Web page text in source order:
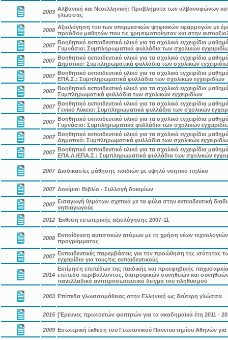
2003 Αλβανική και Νεοελληνική: Προβλήματα των αλβανοφώνων
γλώσσας
2008 Αξιολόγηση του των υπερμεσικών ψηφιακών εφαρμογών με
προόδου μαθητών που τις χρησιμοποίησαν και στην
2007 Βοηθητικό εκπαιδευτικό υλικό για τα σχολικά εγχειρίδια
Γυμνάσιο: Συμπληρωματικά φυλλάδια των σχολικών
2007 Βοηθητικό εκπαιδευτικό υλικό για τα σχολικά εγχειρίδια
Δημοτικό: Συμπληρωματικά φυλλάδια των σχολικών
2007 Βοηθητικό εκπαιδευτικό υλικό για τα σχολικά εγχειρίδια
ΕΠΑ.Σ.: Συμπληρωματικά φυλλάδια των σχολικών εγχειριδίων
2007 Βοηθητικό εκπαιδευτικό υλικό για τα σχολικά εγχειρίδια
Συμπληρωματικά φυλλάδια των σχολικών εγχειριδίων
2007 Βοηθητικό εκπαιδευτικό υλικό για τα σχολικά εγχειρίδια
Γενικό Λύκειο: Συμπληρωματικά φυλλάδια των σχολικών
2007 Βοηθητικό εκπαιδευτικό υλικό για τα σχολικά εγχειρίδια
Γυμνάσιο: Συμπληρωματικά φυλλάδια των σχολικών
2007 Βοηθητικό εκπαιδευτικό υλικό για τα σχολικά εγχειρίδια
Δημοτικό: Συμπληρωματικά φυλλάδια των σχολικών
2007 Βοηθητικό εκπαιδευτικό υλικό για τα σχολικά εγχειρίδια
ΕΠΑ.Λ./ΕΠΑ.Σ.: Συμπληρωματικά φυλλάδια των σχολικών
2007 Διαδικασίες μάθησης παιδιών με υψηλό νοητικό πηλίκο
2007 Δοκίμια: Βιβλίο - Συλλογή δοκιμίων
2007 Εισαγωγή θεμάτων σχετικά με τα φύλα στην εκπαιδευτική
νηπιαγωγούς
2012 Έκθεση εσωτερικής αξιολόγησης 2007-11
2008 Εκπαίδευση αυτιστικών ατόμων με τη χρήση νέων
προγράμματος
2007 Εκπαιδευτικές παρεμβάσεις για την προώθηση της ισότητας
εγχειρίδιο για τους/τις εκπαιδευτικούς
2014
Εκτίμηση επιπέδων της παιδικής και προεφηβικής
επίπεδο περιβάλλοντος, διατροφικών συνηθειών και
πανελλαδικό αντιπροσωπευτικό δείγμα του πληθυσμού
2003 Επίπεδα γλωσσομάθειας στην Ελληνική ως δεύτερη γλώσσα
2015 [Έρευνες πρωτοετών φοιτητών για τα ακαδημαϊκά έτη 2011 -
2009 Εσωτερική έκθεση του Γεωπονικού Πανεπιστημίου Αθηνών για